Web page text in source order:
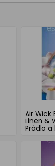
Air Wick
Linen &
Prádlo a